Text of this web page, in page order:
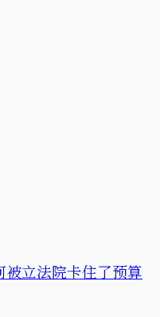
立法院卡住了预算